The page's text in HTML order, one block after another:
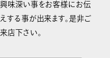
興味深い事をお客様にお伝
えする事が出来ます。是非ご
来店下さい。